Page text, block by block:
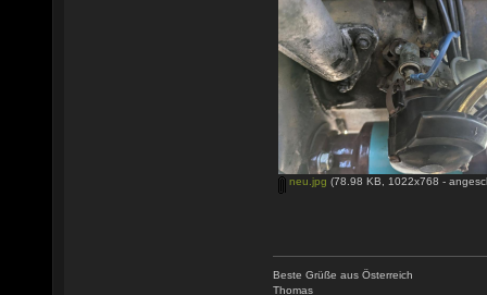
neu.jpg (78.98 KB, 1022x768 -
Beste Grüße aus Österreich
Thomas